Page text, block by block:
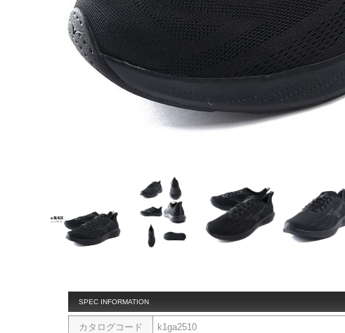
SPEC INFORMATION
カタログコード k1ga2510